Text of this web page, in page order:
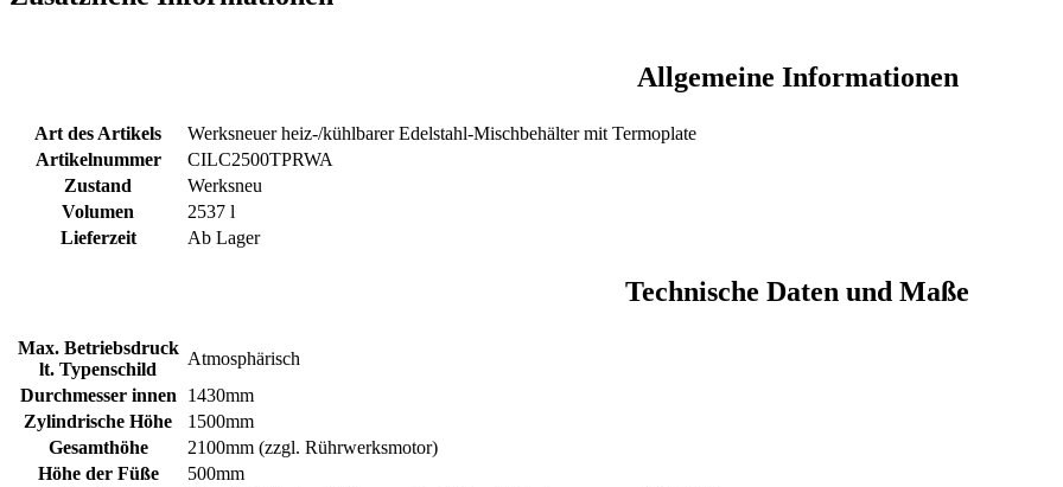
Allgemeine Informationen
Art des Artikels
Werksneuer heiz-/kühlbarer Edelstahl-Mischbehälter mit Termoplate
Artikelnummer
CILC2500TPRWA
Zustand
Werksneu
Volumen
2537 l
Lieferzeit
Ab Lager
Technische Daten und Maße
Max. Betriebsdruck
lt. Typenschild
Atmosphärisch
Durchmesser innen
1430mm
Zylindrische Höhe
1500mm
Gesamthöhe
2100mm (zzgl. Rührwerksmotor)
Höhe der Füße
500mm